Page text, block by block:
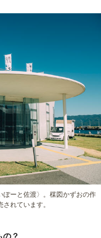
ぽーと佐渡〉。楳図かずおの作
れています。